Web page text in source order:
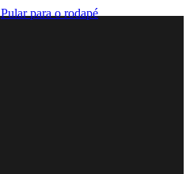
Pular para o rodapé